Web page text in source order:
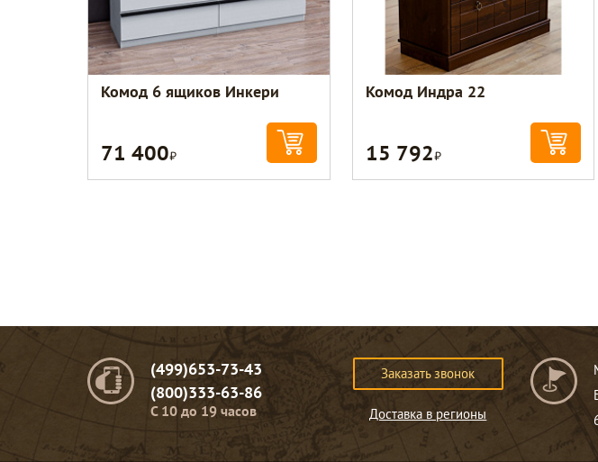
Комод 6 ящиков Инкери
71 400Р
Комод Индра 22
15 792Р
(499)653-73-43
(800)333-63-86
C 10 до 19 часов
Заказать звонок
Доставка в регионы